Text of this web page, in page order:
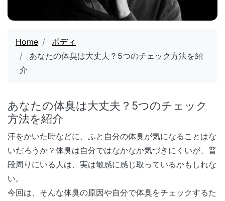
Home
ボディ
あなたの体臭は大丈夫？5つのチェック方法を紹
介
あなたの体臭は大丈夫？5つのチェック
方法を紹介
汗をかいた時などに、ふと自分の体臭が気になることはな
いだろうか？体臭は自分ではなかなか気づきにくいが、普
段周りにいる人は、実は敏感に感じ取っているかもしれな
い。
今回は、そんな体臭の原因や自分で体臭をチェックするた